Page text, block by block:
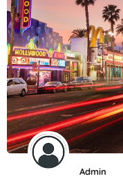
Admin